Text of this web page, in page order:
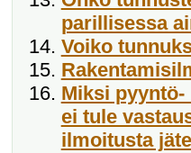
parillisessa
Voiko
Miksi
ei tule
ilmoitusta